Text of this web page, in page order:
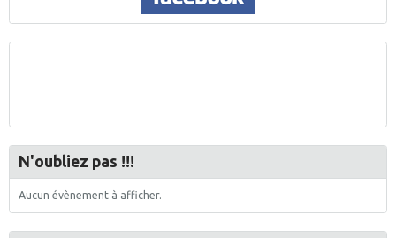
N'oubliez pas !!!
Aucun évènement à afficher.